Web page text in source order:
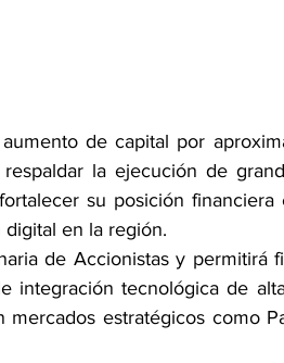
de capital por
la ejecución de
su posición financiera
en la región.
de Accionistas y permitirá
integración tecnológica de
estratégicos como